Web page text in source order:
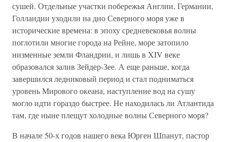
сушей. Отдельные участки побережья Англии, Германии,
Голландии уходили на дно Северного моря уже в
исторические времена: в эпоху средневековья волны
поглотили многие города на Рейне, море затопило
низменные земли Фландрии, и лишь в XIV веке
образовался залив Зейдер-Зее. А еще раньше, когда
завершился ледниковый период и стал подниматься
уровень Мирового океана, наступление вод на сушу
могло идти гораздо быстрее. Не находилась ли Атлантида
там, где ныне плещут холодные волны Северного моря?
В начале 50-х годов нашего века Юрген Шпанут, пастор